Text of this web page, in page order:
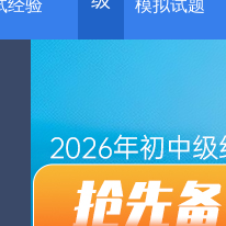
经验
模拟试题